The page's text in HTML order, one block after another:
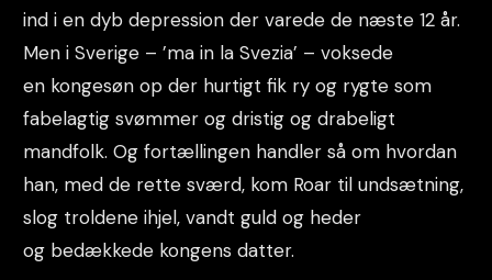
ind i en dyb depression der varede de næste 12 år.
Men i Sverige – ’ma in la Svezia’ – voksede
en kongesøn op der hurtigt fik ry og rygte som
fabelagtig svømmer og dristig og drabeligt
mandfolk. Og fortællingen handler så om hvordan
han, med de rette sværd, kom Roar til undsætning,
slog troldene ihjel, vandt guld og heder
og bedækkede kongens datter.